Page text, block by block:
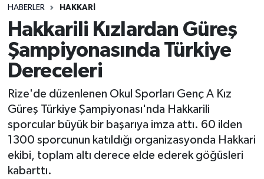
HABERLER HAKKARI
Hakkarili Kızlardan Güreş
Şampiyonasında Türkiye
Dereceleri
Rize'de düzenlenen Okul Sporları Genç A Kız
Güreş Türkiye Şampiyonası'nda Hakkarili
sporcular büyük bir başarıya imza attı. 60 ilden
1300 sporcunun katıldığı organizasyonda Hakkari
ekibi, toplam altı derece elde ederek göğüsleri
kabarttı.
Eğitim
Ekonomi
Genel
Gündem
Hakkari
Siyaset
Süper Lig Puan Durumu ve Fikstür
Tüm Manşetler
Son Dakika Haberleri
Haber Arşivi